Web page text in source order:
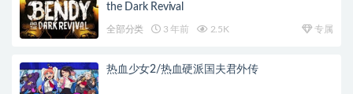
the Dark Revival
全部分类 3 年前 2.5K 专属
热血少女2/热血硬派国夫君外传